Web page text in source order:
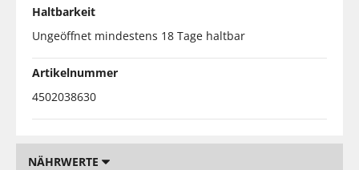
Haltbarkeit
Ungeöffnet mindestens 18 Tage haltbar
Artikelnummer
4502038630
NÄHRWERTE